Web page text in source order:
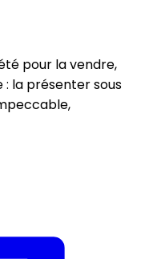
pour la vendre,
la présenter sous